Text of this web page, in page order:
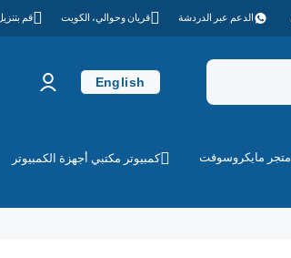
الدعم عبر الدردشة قريان وحوالي، الكويت قم
English
تسجيل
الدخول
متجر مايكروسوفت كمبيوتر مكتبي أجهزة الكمبيوتر